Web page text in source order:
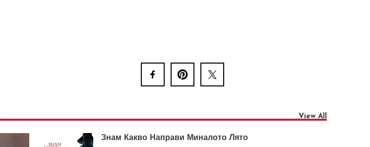
View All
Знам Какво Направи Миналото Лято